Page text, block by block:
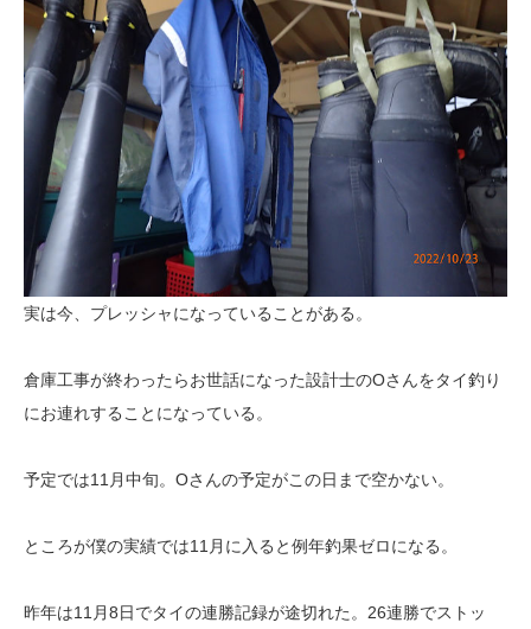
実は今、プレッシャになっていることがある。
倉庫工事が終わったらお世話になった設計士のOさんをタイ釣り
にお連れすることになっている。
予定では11月中旬。Oさんの予定がこの日まで空かない。
ところが僕の実績では11月に入ると例年釣果ゼロになる。
昨年は11月8日でタイの連勝記録が途切れた。26連勝でストッ